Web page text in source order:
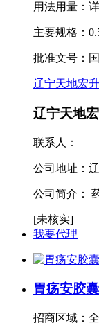
用法用量：
主要规格：
批准文号：
辽宁天地宏
辽宁天地
联系人：
公司地址：
公司简介：
[未核实]
我要代理
胃疡安胶囊
招商区域：